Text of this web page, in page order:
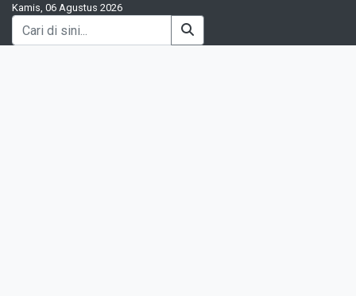
Kamis, 06 Agustus 2026